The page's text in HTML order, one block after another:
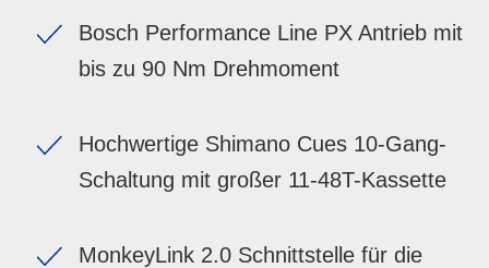
Bosch Performance Line PX Antrieb mit
bis zu 90 Nm Drehmoment
Hochwertige Shimano Cues 10-Gang-
Schaltung mit großer 11-48T-Kassette
MonkeyLink 2.0 Schnittstelle für die